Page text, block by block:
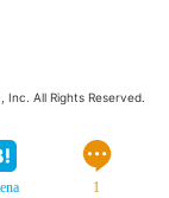
All Rights Reserved.
1